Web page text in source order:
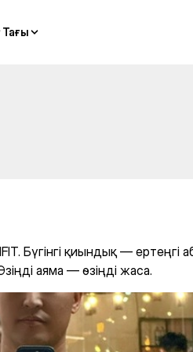
Тағы
Тағы
Бүгінгі қиындық — ертеңгі
аяма — өзіңді жаса.